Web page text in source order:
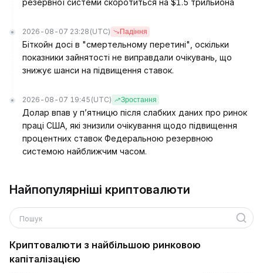
резервної системи скоротиться на $1.5 трильйона
2026-08-07 23:28 (UTC) Падіння
Біткойн досі в "смертельному перетині", оскільки
показники зайнятості не виправдали очікувань, що
знижує шанси на підвищення ставок.
2026-08-07 19:45 (UTC) Зростання
Долар впав у п’ятницю після слабких даних про ринок
праці США, які знизили очікування щодо підвищення
процентних ставок Федеральною резервною
системою найближчим часом.
Найпопулярніші криптовалюти
Пошук
Криптовалюти з найбільшою ринковою
капіталізацією